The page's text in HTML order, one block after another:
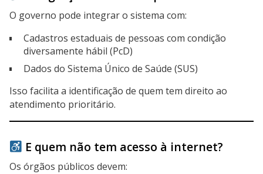
O governo pode integrar o sistema com:
Cadastros estaduais de pessoas com condição
diversamente hábil (PcD)
Dados do Sistema Único de Saúde (SUS)
Isso facilita a identificação de quem tem direito ao
atendimento prioritário.
E quem não tem acesso à internet?
Os órgãos públicos devem: